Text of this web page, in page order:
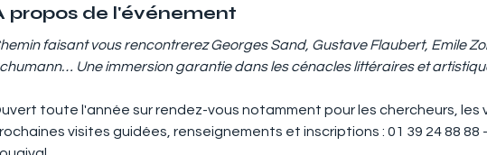
propos de l'événement
faisant vous rencontrerez Georges Sand, Gustave Flaubert, Emile
Une immersion garantie dans les cénacles littéraires et
toute l'année sur rendez-vous notamment pour les chercheurs, les
visites guidées,​ renseignements et inscriptions : 01 39 24 88 88